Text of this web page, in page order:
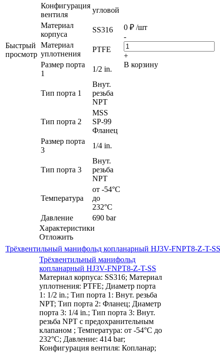
Быстрый
просмотр
Конфигурация
вентиля
угловой
Материал
корпуса
SS316
Материал
уплотнения
PTFE
Размер порта
1
1/2 in.
Тип порта 1
Внут.
резьба
NPT
Тип порта 2
MSS
SP-99
Фланец
Размер порта
3
1/4 in.
Тип порта 3
Внут.
резьба
NPT
Температура
от -54°C
до
232°C
Давление
690 bar
Характеристики
Отложить
0 ₽ /шт
-
+
В корзину
Трёхвентильный манифольд копланарный HJ3V-FNPT8-Z-T-SS
Трёхвентильный манифольд
копланарный HJ3V-FNPT8-Z-T-SS
Материал корпуса: SS316; Материал
уплотнения: PTFE; Диаметр порта
1: 1/2 in.; Тип порта 1: Внут. резьба
NPT; Тип порта 2: Фланец; Диаметр
порта 3: 1/4 in.; Тип порта 3: Внут.
резьба NPT c предохранительным
клапаном ; Температура: от -54°C до
232°C; Давление: 414 bar;
Конфигурация вентиля: Копланар;